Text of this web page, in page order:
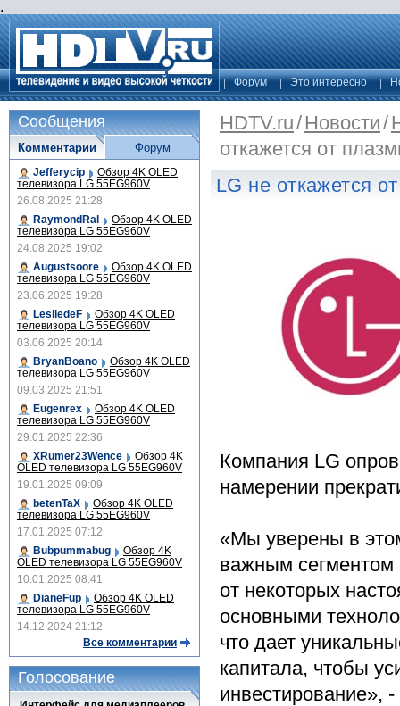
.
Форум Это интересно
HDTV.ru/Новости/
откажется от
LG не откажется
Компания LG
намерении
«Мы уверены в
важным сегментом
от некоторых
основными
что дает
капитала, чтобы
инвестирование»,
Сообщения
Комментарии
Jefferycip Обзор 4K OLED
телевизора LG 55EG960V
26.08.2025 21:28
RaymondRal
Обзор 4K OLED
телевизора LG 55EG960V
24.08.2025 19:02
Augustsoore
Обзор 4K OLED
телевизора LG 55EG960V
23.06.2025 19:28
LesliedeF
Обзор 4K OLED
телевизора LG 55EG960V
03.06.2025 20:14
BryanBoano
Обзор 4K OLED
телевизора LG 55EG960V
09.03.2025 21:51
Eugenrex
Обзор 4K OLED
телевизора LG 55EG960V
29.01.2025 22:36
XRumer23Wence
Обзор 4K
OLED телевизора LG 55EG960V
19.01.2025 09:09
betenTaX
Обзор 4K OLED
телевизора LG 55EG960V
17.01.2025 07:12
Bubpummabug
Обзор 4K
OLED телевизора LG 55EG960V
10.01.2025 08:41
DianeFup
Обзор 4K OLED
телевизора LG 55EG960V
14.12.2024 21:12
Все комментарии
Форум
Голосование